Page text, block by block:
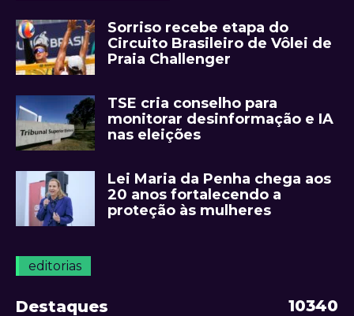
Sorriso recebe etapa do
Circuito Brasileiro de Vôlei de
Praia Challenger
TSE cria conselho para
monitorar desinformação e IA
nas eleições
Lei Maria da Penha chega aos
20 anos fortalecendo a
proteção às mulheres
editorias
Destaques 10340